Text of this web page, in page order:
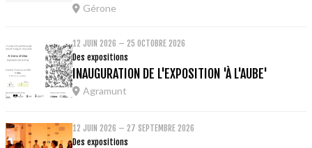
Gérone
12 JUIN 2026 – 25 OCTOBRE 2026
Des expositions
INAUGURATION DE L'EXPOSITION 'À L'AUBE'
Agramunt
12 JUIN 2026 – 27 SEPTEMBRE 2026
Des expositions